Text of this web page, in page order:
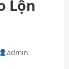
Lộn
admin